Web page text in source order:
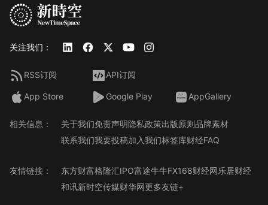
关注我们：
RSS订阅 API订阅
App Store Google Play AppGallery
相关信息： 关于我们免责声明隐私政策出版原则品牌素材
联系我们我要投稿加入我们标签库财经FAQ
友情链接： 东方财富格隆汇IPO富途牛牛FX168财经网乐居财经
和讯新时空传媒财华网更多友链+